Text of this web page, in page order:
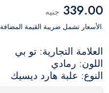
339.00 جنيه
.الأسعار تشمل ضريبة القيمة المضافة
العلامة التجارية: تو بي
اللون: رمادي
النوع: علبة هارد ديسيك